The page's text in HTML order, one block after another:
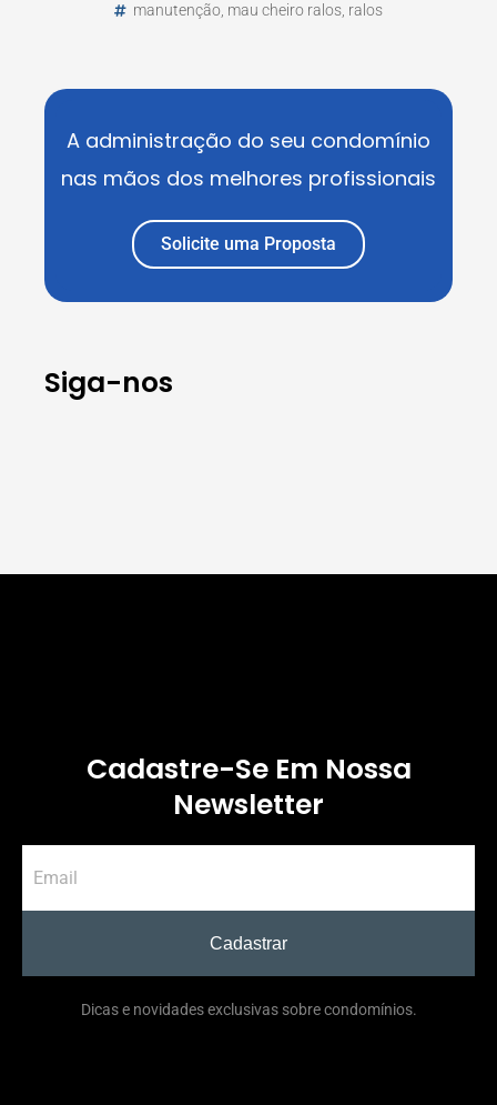
manutenção, mau cheiro ralos, ralos
A administração do seu condomínio
nas mãos dos melhores profissionais
Solicite uma Proposta
Siga-nos
Cadastre-Se Em Nossa
Newsletter
Cadastrar
Dicas e novidades exclusivas sobre condomínios.